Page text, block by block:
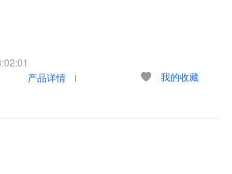
产品详情 我的收藏